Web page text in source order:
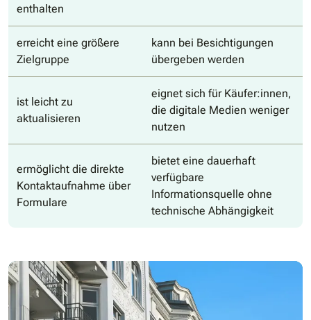
enthalten
erreicht eine größere
Zielgruppe
kann bei Besichtigungen
übergeben werden
ist leicht zu
aktualisieren
eignet sich für Käufer:innen,
die digitale Medien weniger
nutzen
ermöglicht die direkte
Kontaktaufnahme über
Formulare
bietet eine dauerhaft
verfügbare
Informationsquelle ohne
technische Abhängigkeit